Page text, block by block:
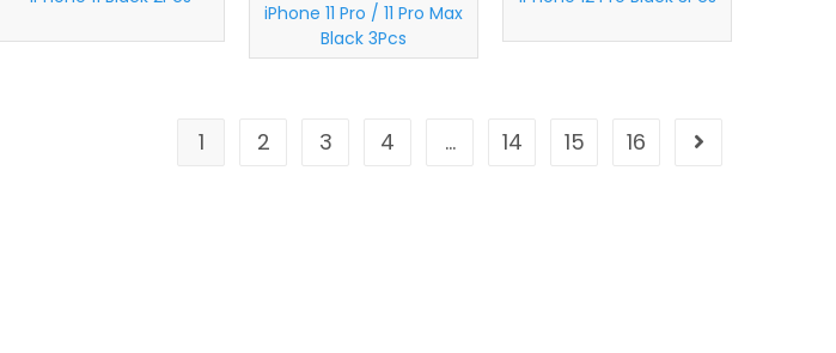
iPhone 11 Pro / 11 Pro Max
Black 3Pcs
1 2 3 4 … 14 15 16